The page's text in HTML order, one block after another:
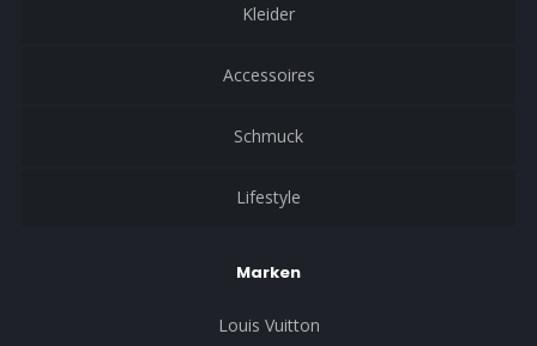
Kleider
Accessoires
Schmuck
Lifestyle
Marken
Louis Vuitton